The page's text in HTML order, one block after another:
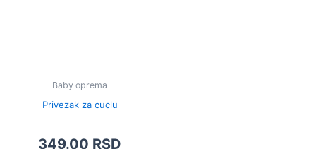
Baby oprema
Privezak za cuclu
349.00 RSD